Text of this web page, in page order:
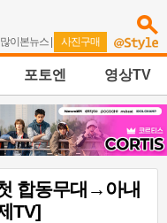
많이본뉴스 | 사진구매
포토엔 영상TV
합동무대→아내
TV]